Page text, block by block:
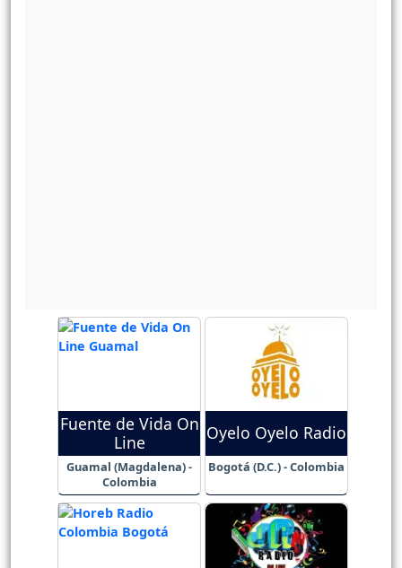
Fuente de Vida On
Line
Guamal (Magdalena) -
Colombia
Oyelo Oyelo Radio
Bogotá (D.C.) - Colombia